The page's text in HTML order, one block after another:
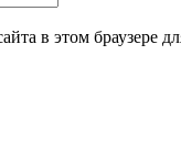
в этом браузере